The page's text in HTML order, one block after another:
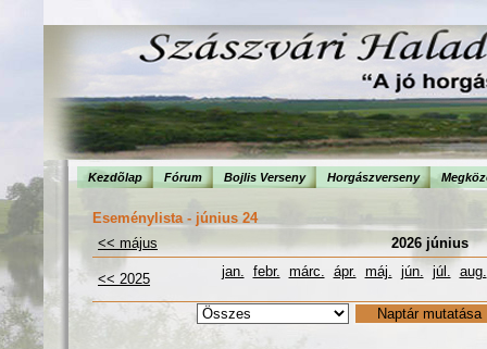
Kezdõlap Fórum Bojlis Verseny Horgászverseny
Eseménylista - június 24
<< május
2026 június
<< 2025 jan. febr. márc. ápr. máj. jún. júl. aug.